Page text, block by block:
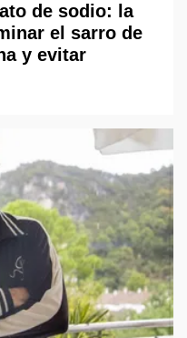
de sodio: la
el sarro de
y evitar